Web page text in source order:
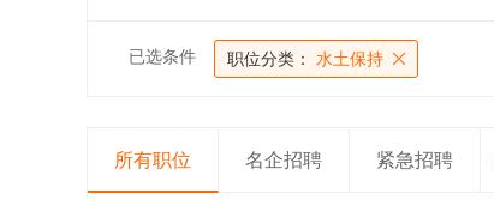
已选条件 职位分类： 水土保持
所有职位 名企招聘 紧急招聘